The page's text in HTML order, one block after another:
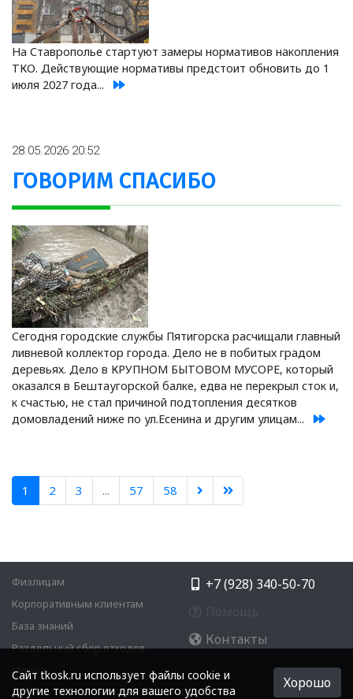
На Ставрополье стартуют замеры нормативов накопления
ТКО. Действующие нормативы предстоит обновить до 1
июля 2027 года...
28.05.2026 20:52
ГОВОРИМ СПАСИБО
Сегодня городские службы Пятигорска расчищали главный
ливневой коллектор города. Дело не в побитых градом
деревьях. Дело в КРУПНОМ БЫТОВОМ МУСОРЕ, который
оказался в Бештаугорской балке, едва не перекрыл сток и,
к счастью, не стал причиной подтопления десятков
домовладений ниже по ул.Есенина и другим улицам...
1 2 3 ... 57 58
Физлицам
Корпоративным клиентам
База знаний
Раздельный сбор отходов
Медиа
+7 (928) 340-50-70
Контакты
Cайт tkosk.ru использует файлы cookie и
другие технологии для вашего удобства
Хорошо